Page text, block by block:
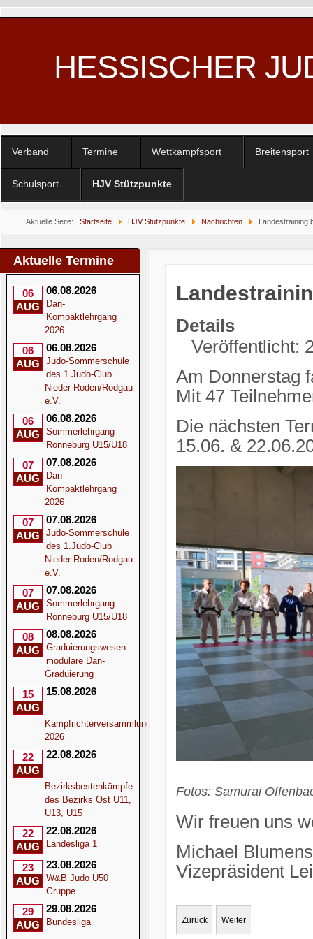
HESSISCHER
Verband Termine Wettkampfsport Breitensport
Schulsport HJV Stützpunkte
Aktuelle Seite: Startseite HJV Stützpunkte Nachrichten Landestraining
Aktuelle Termine
06
AUG
06.08.2026
Dan-
Kompaktlehrgang
2026
06
AUG
06.08.2026
Judo-Sommerschule
des 1.Judo-Club
Nieder-Roden/Rodgau
e.V.
06
AUG
06.08.2026
Sommerlehrgang
Ronneburg U15/U18
07
AUG
07.08.2026
Dan-
Kompaktlehrgang
2026
07
AUG
07.08.2026
Judo-Sommerschule
des 1.Judo-Club
Nieder-Roden/Rodgau
e.V.
07
AUG
07.08.2026
Sommerlehrgang
Ronneburg U15/U18
08
AUG
08.08.2026
Graduierungswesen:
modulare Dan-
Graduierung
15
AUG
15.08.2026
Kampfrichterversammlung
2026
22
AUG
22.08.2026
Bezirksbestenkämpfe
des Bezirks Ost U11,
U13, U15
22
AUG
22.08.2026
Landesliga 1
23
AUG
23.08.2026
W&B Judo Ü50
Gruppe
29
AUG
29.08.2026
Bundesliga
Details
Veröffentlicht:
Am Donnerstag
Mit 47
Die nächsten
15.06. &
Fotos: Samurai
Wir freuen uns
Michael
Vizepräsident
Zurück Weiter